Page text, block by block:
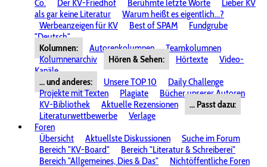
Co.
Der KV-Friedhof Berühmte letzte Worte
Lieber KV
als gar keine Literatur
Warum heißt es eigentlich...?
Werbeanzeigen für KV
Best of SPAM
Fundgrube
"Deutsch"
Kolumnen:
Autorenkolumnen
Teamkolumnen
Kolumnenarchiv
Hören & Sehen: Hörtexte
Video-
Kanäle
... und anderes:
Unsere TOP 10
Daily Challenge
Projekte mit Texten
Plagiate
Bücher unserer Autoren
KV-Bibliothek
Aktuelle Rezensionen
... Passt dazu:
Literaturwettbewerbe
Verlage
Foren
Übersicht
Aktuellste Diskussionen
Suche im Forum
Bereich "KV-Board"
Bereich "Literatur & Schreiberei"
Bereich "Allgemeines, Dies & Das"
Nichtöffentliche Foren